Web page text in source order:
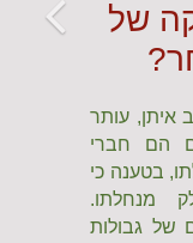
של
איתן, עותר
הם חברי
בטענה כי
מנחלתו.
של גבולות